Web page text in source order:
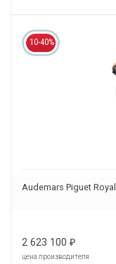
10-40%
Audemars Piguet
2 623 100 ₽
цена производителя